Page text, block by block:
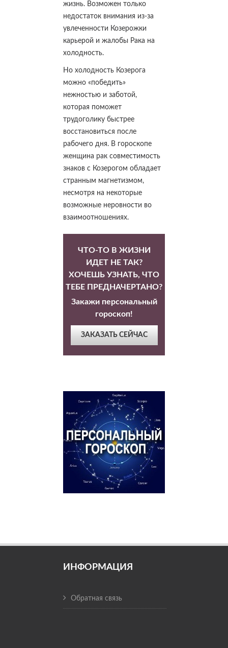
жизнь. Возможен только
недостаток внимания из-за
увлеченности Козерожки
карьерой и жалобы Рака на
холодность.
Но холодность Козерога
можно «победить»
нежностью и заботой,
которая поможет
трудоголику быстрее
восстановиться после
рабочего дня. В гороскопе
женщина рак совместимость
знаков с Козерогом обладает
странным магнетизмом,
несмотря на некоторые
возможные неровности во
взаимоотношениях.
ЧТО-ТО В ЖИЗНИ
ИДЕТ НЕ ТАК?
ХОЧЕШЬ УЗНАТЬ, ЧТО
ТЕБЕ ПРЕДНАЧЕРТАНО?
Закажи персональный
гороскоп!
ЗАКАЗАТЬ СЕЙЧАС
ИНФОРМАЦИЯ
Обратная связь